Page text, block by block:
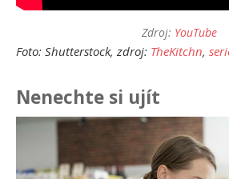
Zdroj: YouTube
Foto: Shutterstock, zdroj: TheKitchn,
Nenechte si ujít